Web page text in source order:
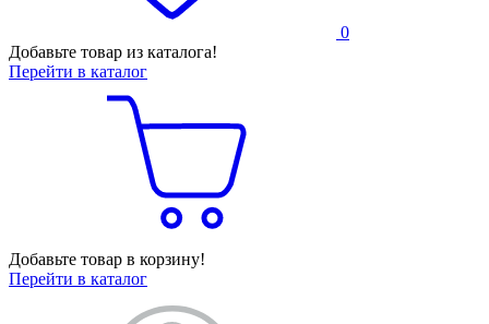
0
Добавьте товар из каталога!
Перейти в каталог
Добавьте товар в корзину!
Перейти в каталог